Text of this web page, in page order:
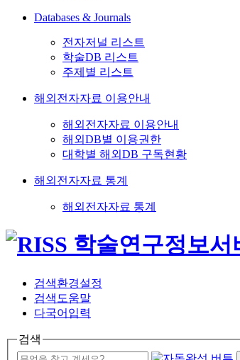
Databases & Journals
전자저널 리스트
학술DB 리스트
주제별 리스트
해외전자자료 이용안내
해외전자자료 이용안내
해외DB별 이용권한
대학별 해외DB 구독현황
해외전자자료 통계
해외전자자료 통계
검색환경설정
검색도움말
다국어입력
검색